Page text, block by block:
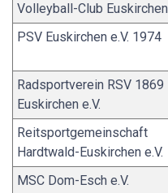
Volleyball-Club Euskirchen
PSV Euskirchen e.V. 1974
Radsportverein RSV 1869
Euskirchen e.V.
Reitsportgemeinschaft
Hardtwald-Euskirchen e.V.
MSC Dom-Esch e.V.